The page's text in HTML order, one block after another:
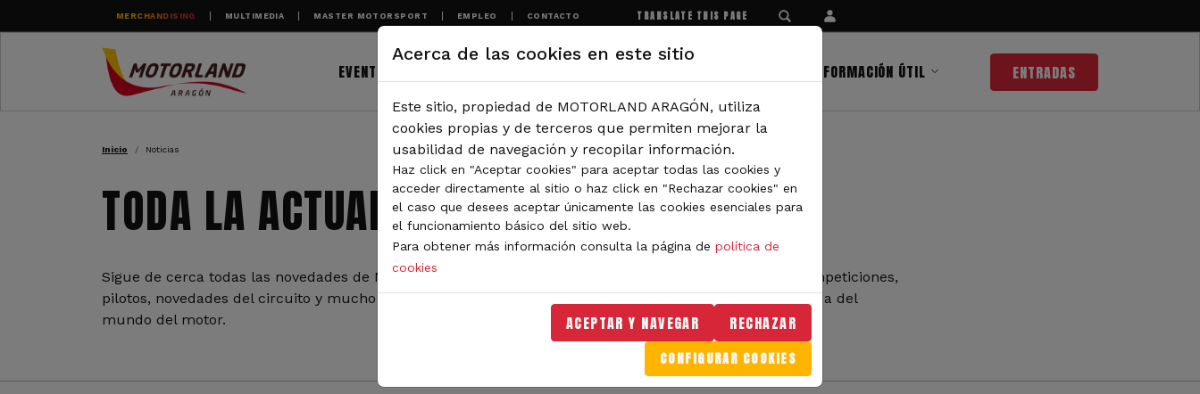
Pasar al contenido principal
MERCHANDISING MULTIMEDIA MASTER MOTORSPORT EMPLEO CONTACTO TRANSLATE THIS PAGE
EVENTOS INFORMACIÓN ÚTIL ENTRADAS
RUTA DE NAVEGACIÓN
Inicio Noticias
TODA LA ACTUALIDAD DE MOTORLAND
Sigue de cerca todas las novedades de MotorLand Aragón. Aquí encontrarás noticias sobre eventos, competiciones,
pilotos, novedades del circuito y mucho más. Filtra por categoría o tipo de contenido y no te pierdas nada del
mundo del motor.
Acerca de las cookies en este sitio
Este sitio, propiedad de MOTORLAND ARAGÓN, utiliza
cookies propias y de terceros que permiten mejorar la
usabilidad de navegación y recopilar información.
Haz click en "Aceptar cookies" para aceptar todas las cookies y
acceder directamente al sitio o haz click en "Rechazar cookies" en
el caso que desees aceptar únicamente las cookies esenciales para
el funcionamiento básico del sitio web.
Para obtener más información consulta la página de política de
cookies
ACEPTAR Y NAVEGAR RECHAZAR
CONFIGURAR COOKIES